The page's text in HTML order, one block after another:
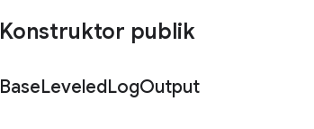
Konstruktor publik
BaseLeveledLogOutput